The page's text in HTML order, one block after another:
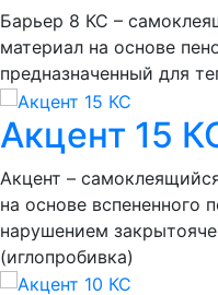
Барьер 8 КС –
материал на основе
предназначенный для
Акцент 15
Акцент –
на основе вспененного
нарушением
(иглопробивка)